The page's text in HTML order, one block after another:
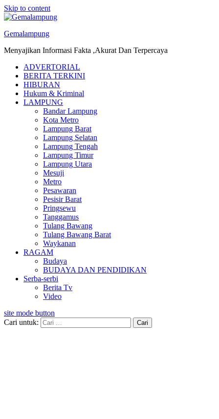
Skip to content
Gemalampung
Menyajikan Informasi Fakta ,Akurat Dan Terpercaya
ADVERTORIAL
BERITA TERKINI
HIBURAN
Hukum & Kriminal
LAMPUNG
Bandar Lampung
Kota Metro
Lampung Barat
Lampung Selatan
Lampung Tengah
Lampung Timur
Lampung Utara
Mesuji
Metro
Pesawaran
Pesisir Barat
Pringsewu
Tanggamus
Tulang Bawang
Tulang Bawang Barat
Waykanan
RAGAM
Budaya
BUDAYA DAN PENDIDIKAN
Serba-serbi
Berita Tv
Video
site mode button
Cari untuk: